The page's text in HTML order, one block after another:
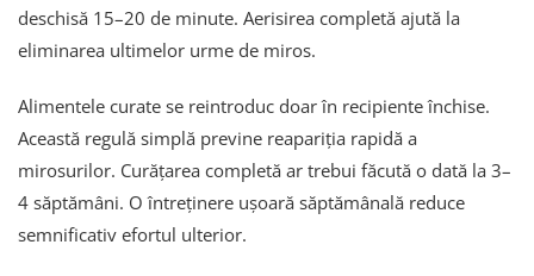
deschisă 15–20 de minute. Aerisirea completă ajută la
eliminarea ultimelor urme de miros.
Alimentele curate se reintroduc doar în recipiente închise.
Această regulă simplă previne reapariția rapidă a
mirosurilor. Curățarea completă ar trebui făcută o dată la 3–
4 săptămâni. O întreținere ușoară săptămânală reduce
semnificativ efortul ulterior.